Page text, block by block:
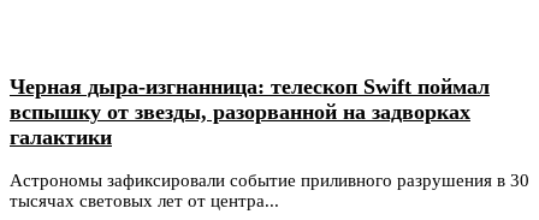
Черная дыра-изгнанница: телескоп Swift поймал
вспышку от звезды, разорванной на задворках
галактики
Астрономы зафиксировали событие приливного разрушения в 30
тысячах световых лет от центра...